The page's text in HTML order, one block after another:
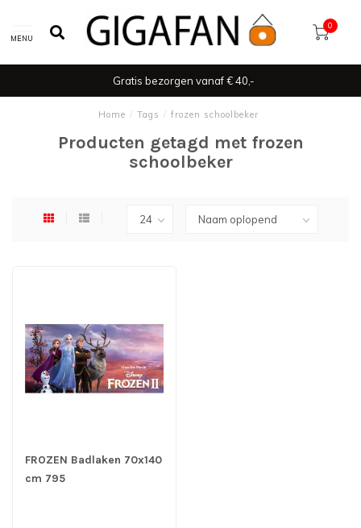
MENU
0
Gratis bezorgen vanaf € 40,-
Home / Tags / frozen schoolbeker
Producten getagd met frozen
schoolbeker
FROZEN Badlaken 70x140
cm 795